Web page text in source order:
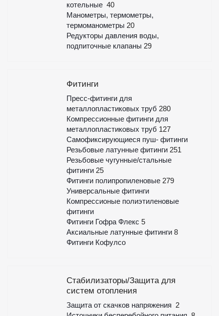
котельные 40
Манометры, термометры,
термоманометры 20
Редукторы давления воды,
подпиточные клапаны 29
Фитинги
Пресс-фитинги для
металлопластиковых труб 280
Компрессионные фитинги для
металлопластиковых труб 127
Самофиксирующиеся пуш- фитинги
Резьбовые латунные фитинги 251
Резьбовые чугунные/стальные
фитинги 25
Фитинги полипропиленовые 279
Универсальные фитинги
Компрессионые полиэтиленовые
фитинги
Фитинги Гофра Флекс 5
Аксиальные латунные фитинги 8
Фитинги Кофулсо
Стабилизаторы/Защита для
систем отопления
Защита от скачков напряжения 2